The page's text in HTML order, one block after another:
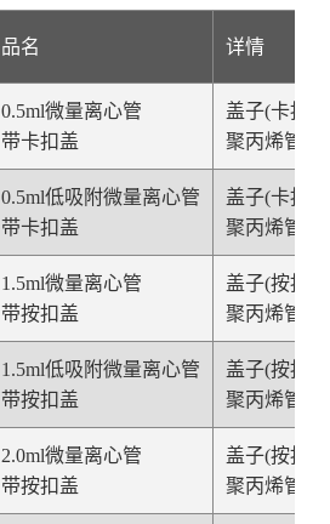
品名 详情
0.5ml微量离心管
带卡扣盖
盖子(卡扣
聚丙烯管，
0.5ml低吸附微量离心管
带卡扣盖
盖子(卡扣
聚丙烯管，
1.5ml微量离心管
带按扣盖
盖子(按扣
聚丙烯管，
1.5ml低吸附微量离心管
带按扣盖
盖子(按扣盖
聚丙烯管，
2.0ml微量离心管
带按扣盖
盖子(按扣盖
聚丙烯管，